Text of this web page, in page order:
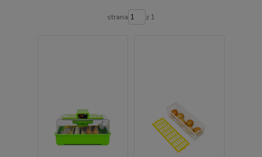
strana z 1